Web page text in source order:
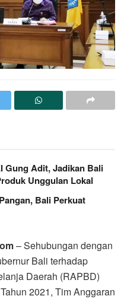
Gung Adit, Jadikan Bali
Unggulan Lokal
Bali Perkuat
– Sehubungan dengan
Bali terhadap
Daerah (RAPBD)
2021, Tim Anggaran